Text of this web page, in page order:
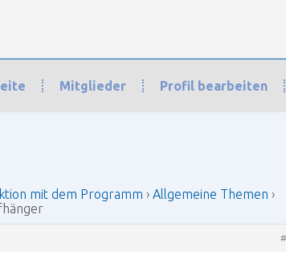
Mitglieder Profil bearbeiten
dem Programm Allgemeine Themen
mit dem Programm › Allgemeine Themen ›